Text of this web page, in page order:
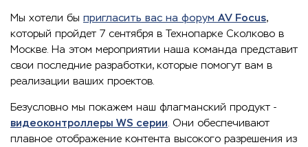
Мы хотели бы пригласить вас на форум AV Focus,
который пройдет 7 сентября в Технопарке Сколково в
Москве. На этом мероприятии наша команда представит
свои последние разработки, которые помогут вам в
реализации ваших проектов.
Безусловно мы покажем наш флагманский продукт -
видеоконтроллеры WS серии. Они обеспечивают
плавное отображение контента высокого разрешения из